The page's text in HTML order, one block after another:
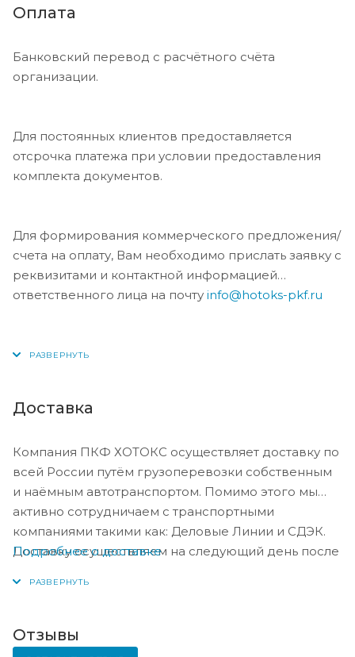
Оплата
Банковский перевод с расчётного счёта
организации.
Для постоянных клиентов предоставляется
отсрочка платежа при условии предоставления
комплекта документов.
Для формирования коммерческого предложения/
счета на оплату, Вам необходимо прислать заявку с
реквизитами и контактной информацией
ответственного лица на почту info@hotoks-pkf.ru
Доставка
Компания ПКФ ХОТОКС осуществляет доставку по
всей России путём грузоперевозки собственным
и наёмным автотранспортом. Помимо этого мы
активно сотрудничаем с транспортными
компаниями такими как: Деловые Линии и СДЭК.
Доставку осуществляем на следующий день после
Подробнее о доставке
Отзывы